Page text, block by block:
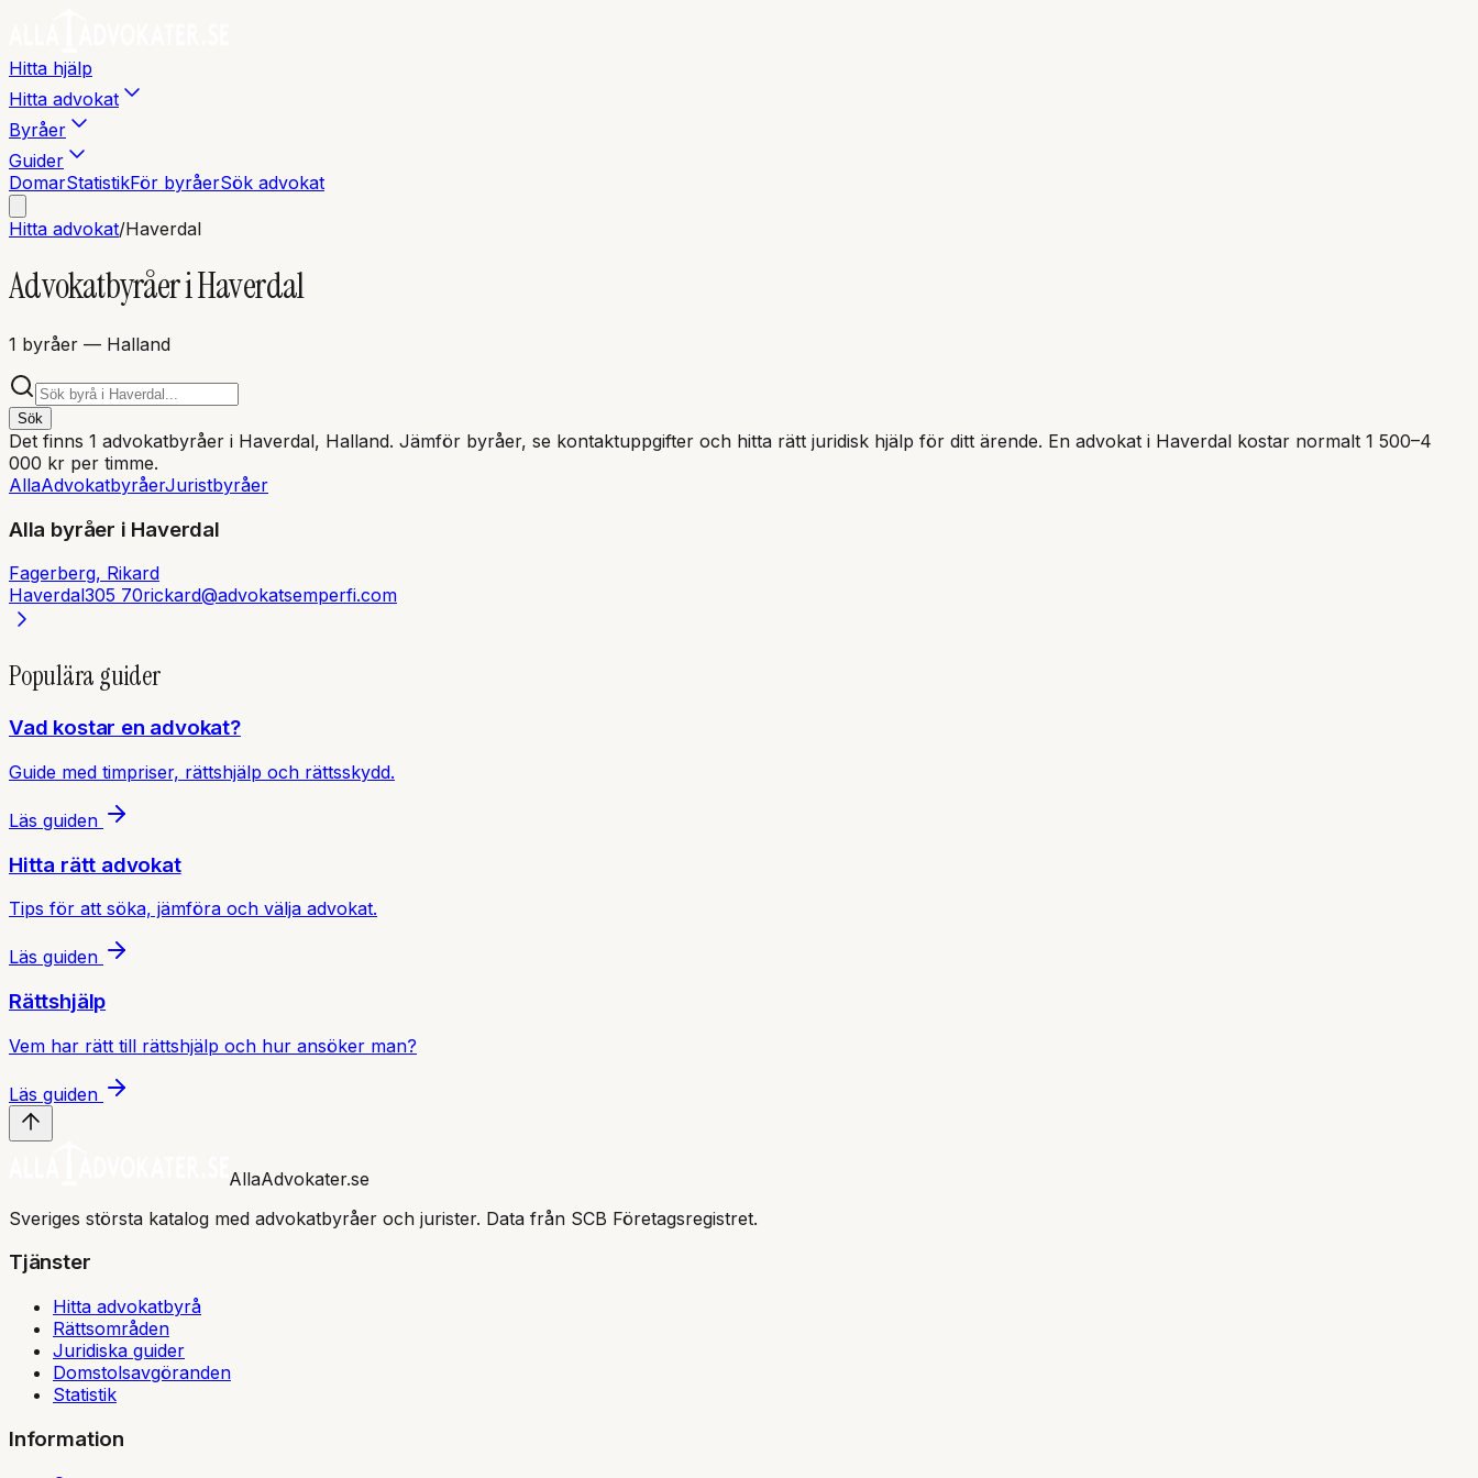
Hitta hjälp
Hitta advokat
Byråer
Guider
DomarStatistikFör byråerSök advokat
Hitta advokat/Haverdal
Advokatbyråer iHaverdal
1 byråer — Halland
Sök
Det finns 1 advokatbyråer i Haverdal, Halland. Jämför byråer, se kontaktuppgifter och hitta rätt juridisk hjälp för ditt ärende. En advokat i Haverdal kostar normalt 1 500–4
000 kr per timme.
AllaAdvokatbyråerJuristbyråer
Alla byråer i Haverdal
Fagerberg, Rikard
Haverdal305 70rickard@advokatsemperfi.com
Populära guider
Vad kostar en advokat?
Guide med timpriser, rättshjälp och rättsskydd.
Läs guiden
Hitta rätt advokat
Tips för att söka, jämföra och välja advokat.
Läs guiden
Rättshjälp
Vem har rätt till rättshjälp och hur ansöker man?
Läs guiden
AllaAdvokater.se
Sveriges största katalog med advokatbyråer och jurister. Data från SCB Företagsregistret.
Tjänster
Hitta advokatbyrå
Rättsområden
Juridiska guider
Domstolsavgöranden
Statistik
Information